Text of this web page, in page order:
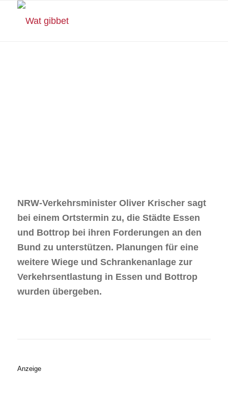
NRW-Verkehrsminister Oliver Krischer sagt
bei einem Ortstermin zu, die Städte Essen
und Bottrop bei ihren Forderungen an den
Bund zu unterstützen. Planungen für eine
weitere Wiege und Schrankenanlage zur
Verkehrsentlastung in Essen und Bottrop
wurden übergeben.
Anzeige